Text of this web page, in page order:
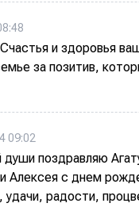
и здоровья
за позитив,
09:02
души поздравляю
Алексея с днем
радости,